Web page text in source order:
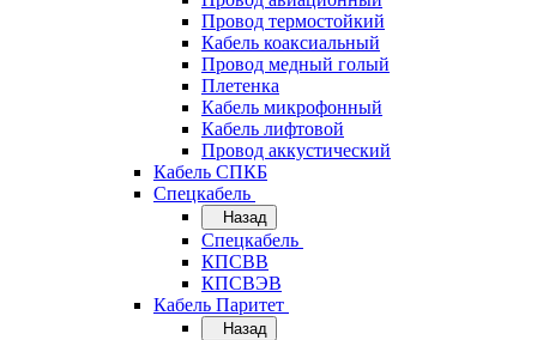
Провод термостойкий
Кабель коаксиальный
Провод медный голый
Плетенка
Кабель микрофонный
Кабель лифтовой
Провод аккустический
Кабель СПКБ
Спецкабель
Назад
Спецкабель
КПСВВ
КПСВЭВ
Кабель Паритет
Назад